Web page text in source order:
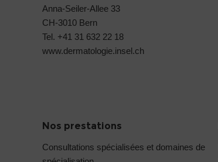
Anna-Seiler-Allee 33
CH-3010 Bern
Tel. +41 31 632 22 18
www.dermatologie.insel.ch
Nos prestations
Consultations spécialisées et domaines de